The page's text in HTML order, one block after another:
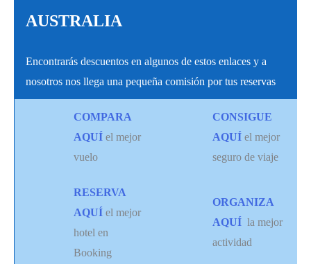
AUSTRALIA
Encontrarás descuentos en algunos de estos enlaces y a
nosotros nos llega una pequeña comisión por tus reservas
COMPARA
AQUÍ el mejor
vuelo
CONSIGUE
AQUÍ el mejor
seguro de viaje
RESERVA
AQUÍ el mejor
hotel en
Booking
ORGANIZA
AQUÍ la mejor
actividad